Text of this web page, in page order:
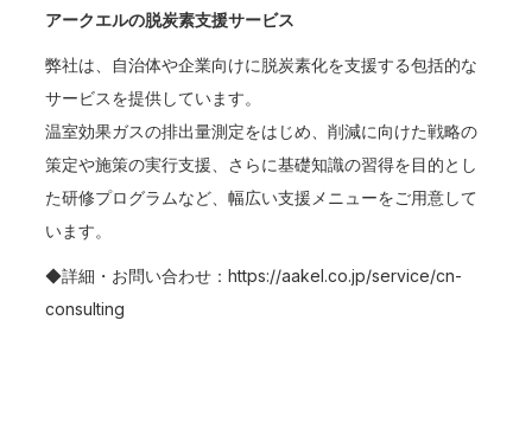
アークエルの脱炭素支援サービス
弊社は、自治体や企業向けに脱炭素化を支援する包括的な
サービスを提供しています。
温室効果ガスの排出量測定をはじめ、削減に向けた戦略の
策定や施策の実行支援、さらに基礎知識の習得を目的とし
た研修プログラムなど、幅広い支援メニューをご用意して
います。
◆詳細・お問い合わせ：https://aakel.co.jp/service/cn-
consulting